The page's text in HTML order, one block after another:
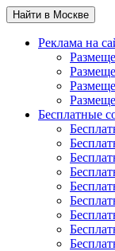
Найти в Москве
Реклама на
Бесплатные